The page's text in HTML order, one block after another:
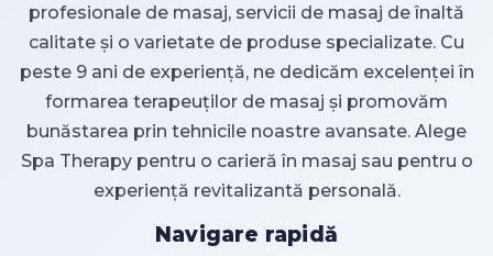
profesionale de masaj, servicii de masaj de înaltă
calitate și o varietate de produse specializate. Cu
peste 9 ani de experiență, ne dedicăm excelenței în
formarea terapeuților de masaj și promovăm
bunăstarea prin tehnicile noastre avansate. Alege
Spa Therapy pentru o carieră în masaj sau pentru o
experiență revitalizantă personală.
Navigare rapidă